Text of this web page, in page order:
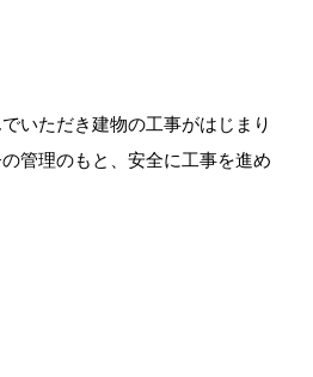
いただき建物の工事がはじまり
管理のもと、安全に工事を進め